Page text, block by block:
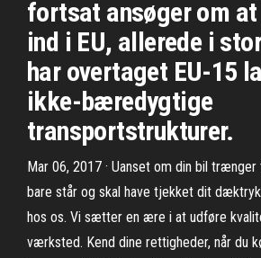
fortsat ansøger om
ind i EU, allerede i
har overtaget EU-15
ikke-bæredygtige
transportstrukturer.
Mar 06, 2017 · Uanset om din bil
bare står og skal have tjekket dit
hos os. Vi sætter en ære i at udføre
værksted. Kend dine rettigheder, når du